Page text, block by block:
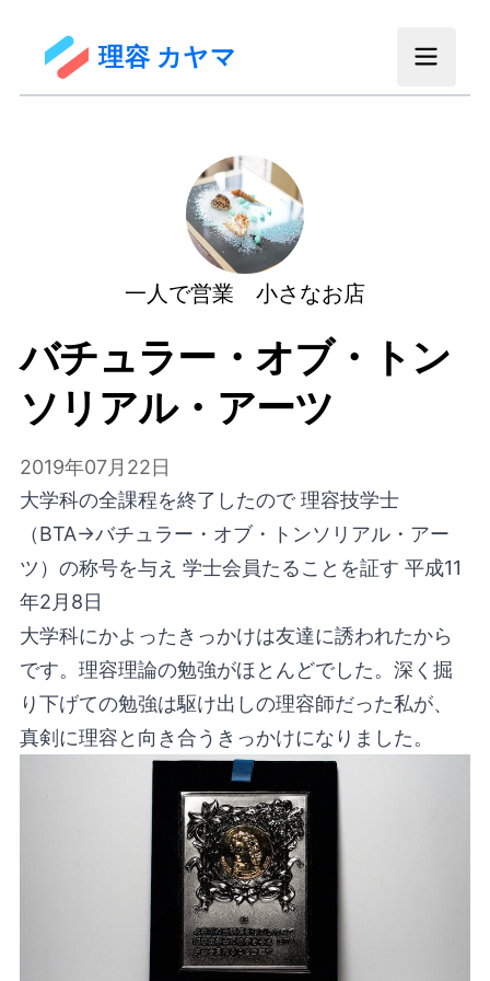
理容 カヤマ
一人で営業 小さなお店
バチュラー・オブ・トン
ソリアル・アーツ
2019年07月22日
大学科の全課程を終了したので 理容技学士
（BTA→バチュラー・オブ・トンソリアル・アー
ツ）の称号を与え 学士会員たることを証す 平成11
年2月8日
大学科にかよったきっかけは友達に誘われたから
です。理容理論の勉強がほとんどでした。深く掘
り下げての勉強は駆け出しの理容師だった私が、
真剣に理容と向き合うきっかけになりました。